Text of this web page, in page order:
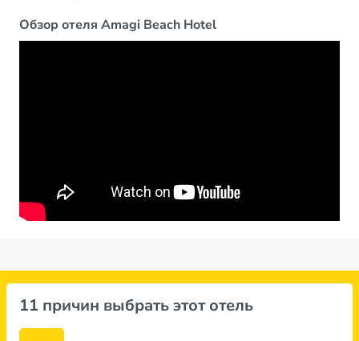
Обзор отеля Amagi Beach Hotel
11 причин выбрать этот отель